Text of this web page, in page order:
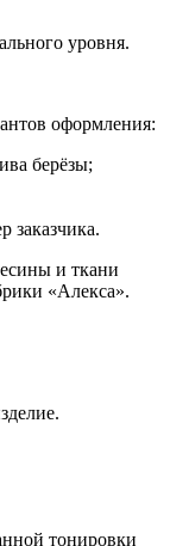
уровня.
оформления:
берёзы;
заказчика.
и ткани
«Алекса».
тонировки